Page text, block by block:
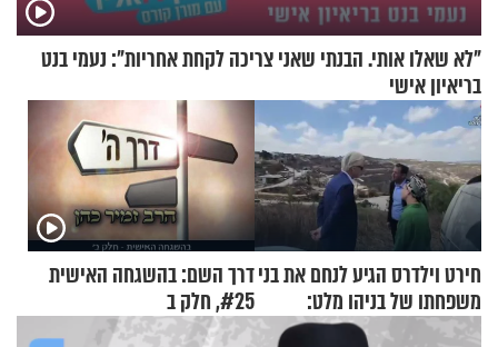
"לא שאלו אותי. הבנתי שאני צריכה לקחת אחריות": נעמי בנט
בריאיון אישי
חירט וילדרס הגיע לנחם את בני
משפחתו של בניהו מלט:
"מיליונים באירופה תומכים
דרך השם: בהשגחה האישית
#25, חלק ב